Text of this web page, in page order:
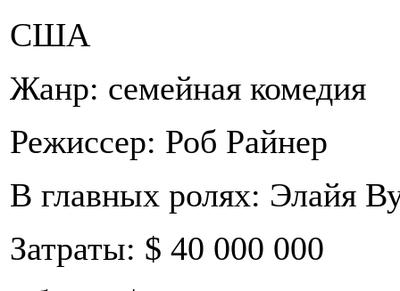
США
Жанр: семейная комедия
Режиссер: Роб Райнер
В главных ролях: Элайя
Затраты: $ 40 000 000